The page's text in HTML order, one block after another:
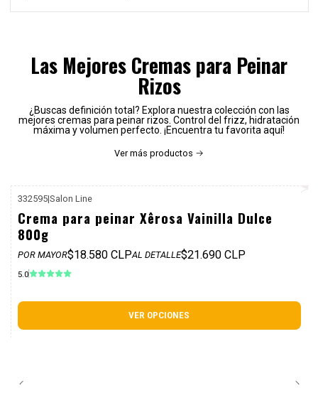
Las Mejores Cremas para Peinar
Rizos
¿Buscas definición total? Explora nuestra colección con las
mejores cremas para peinar rizos. Control del frizz, hidratación
máxima y volumen perfecto. ¡Encuentra tu favorita aquí!
Ver más productos
332595|Salon Line
Crema para peinar Xêrosa Vainilla Dulce
800g
POR MAYOR$18.580 CLPAL DETALLE$21.690 CLP
5.0
VER OPCIONES